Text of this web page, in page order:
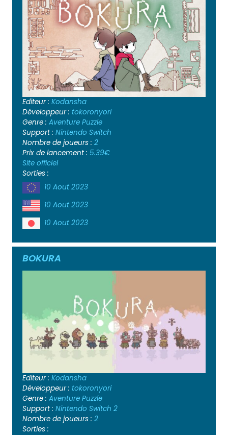
Editeur : Kodansha
Développeur : tokoronyori
Genre : Aventure Puzzle
Support : Nintendo Switch
Nombre de joueurs : 2
Prix de lancement : 5.39€
Site officiel
Sorties :
10 Aout 2023
10 Aout 2023
10 Aout 2023
BOKURA
Editeur : Kodansha
Développeur : tokoronyori
Genre : Aventure Puzzle
Support : Nintendo Switch 2
Nombre de joueurs : 2
Sorties :